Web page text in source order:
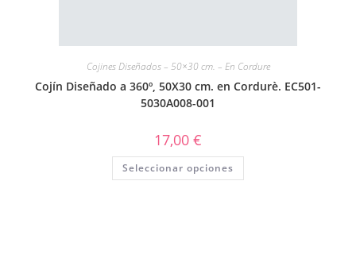
Cojines Diseñados – 50×30 cm. – En Cordure
Cojín Diseñado a 360º, 50X30 cm. en Cordurè. EC501-
5030A008-001
17,00 €
Seleccionar opciones